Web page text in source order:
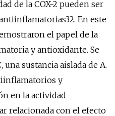
de la COX-2 pueden ser
En este
el papel de la
y antioxidante. Se
una sustancia aislada de A.
y
en la actividad
relacionada con el efecto